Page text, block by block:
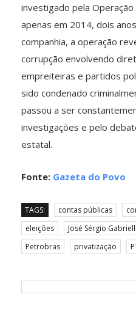
investigado pela Operação
apenas em 2014, dois
companhia, a operação
corrupção envolvendo
empreiteiras e partidos
sido condenado
passou a ser
investigações e pelo
estatal.
Fonte: Gazeta do Povo
TAGS: contas públicas
eleições
José Sérgio Gabrielli
Petrobras
privatização